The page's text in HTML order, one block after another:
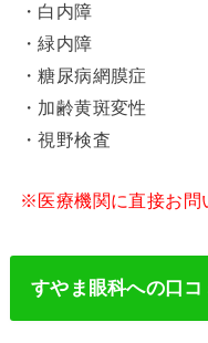
・白内障
・緑内障
・糖尿病網膜症
・加齢黄斑変性
・視野検査
※医療機関に直接お問
すやま眼科への口コ